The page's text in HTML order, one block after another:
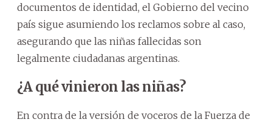
documentos de identidad, el Gobierno del vecino
país sigue asumiendo los reclamos sobre al caso,
asegurando que las niñas fallecidas son
legalmente ciudadanas argentinas.
¿A qué vinieron las niñas?
En contra de la versión de voceros de la Fuerza de